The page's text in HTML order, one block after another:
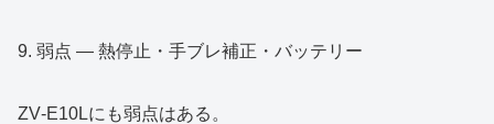
9. 弱点 ― 熱停止・手ブレ補正・バッテリー
ZV‑E10Lにも弱点はある。